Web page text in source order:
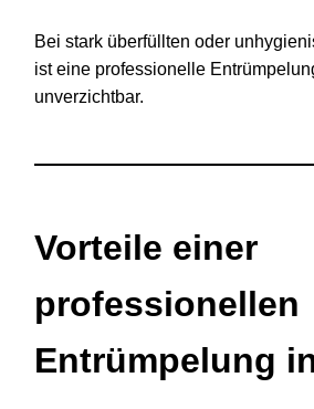
Bei stark überfüllten oder
ist eine professionelle
unverzichtbar.
Vorteile einer
professionellen
Entrümpelung